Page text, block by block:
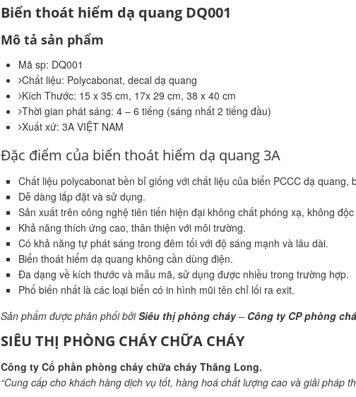
Biển thoát hiểm dạ quang DQ001
Mô tả sản phẩm
Mã sp: DQ001
Chất liệu: Polycabonat, decal dạ quang
Kích Thước: 15 x 35 cm, 17x 29 cm, 38 x 40 cm
Thời gian phát sáng: 4 – 6 tiếng (sáng nhất 2 tiếng đầu)
Xuất xứ: 3A VIỆT NAM
Đặc điểm của biển thoát hiểm dạ quang 3A
Chất liệu polycabonat bền bỉ giống với chất liệu của biển PCCC dạ quang,
Dễ dàng lắp đặt và sử dụng.
Sản xuất trên công nghệ tiên tiến hiện đại không chất phóng xạ, không độc
Khả năng thích ứng cao, thân thiện với môi trường.
Có khả năng tự phát sáng trong đêm tối với độ sáng mạnh và lâu dài.
Biển thoát hiểm dạ quang không cần dùng điện.
Đa dạng về kích thước và mẫu mã, sử dụng được nhiều trong trường hợp.
Phổ biến nhất là các loại biển có in hình mũi tên chỉ lối ra exit.
Sản phẩm được phân phối bởiSiêu thị phòng cháy– Công ty CP phòng
SIÊU THỊ PHÒNG CHÁY CHỮA CHÁY
Công ty Cổ phần phòng cháy chữa cháy Thăng Long.
“Cung cấp cho khách hàng dịch vụ tốt, hàng hoá chất lượng cao và giải pháp